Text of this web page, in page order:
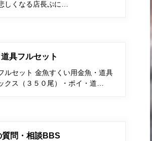
しくなる店長ぷに…
具フルセット
セット 金魚すくい用金魚・道具
クス（３５０尾）・ポイ・道…
質問・相談BBS